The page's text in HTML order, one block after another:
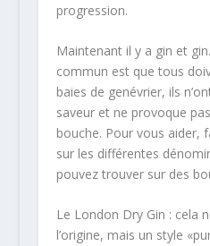
progression.
Maintenant il y a gin et
commun est que tous
baies de genévrier, ils
saveur et ne provoque
bouche. Pour vous aider,
sur les différentes
pouvez trouver sur des
Le London Dry Gin : cela
l’origine, mais un style